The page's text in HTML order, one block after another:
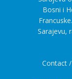
Bosni i
Sarajevu,
Contact